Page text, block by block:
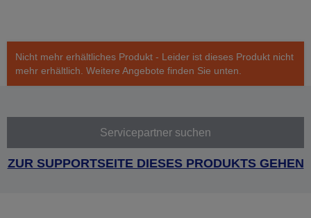
Nicht mehr erhältliches Produkt - Leider ist dieses Produkt nicht
mehr erhältlich. Weitere Angebote finden Sie unten.
Servicepartner suchen
ZUR SUPPORTSEITE DIESES PRODUKTS GEHEN